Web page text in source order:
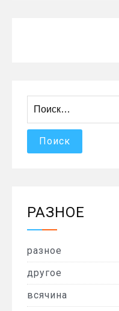
РАЗНОЕ
разное
другое
всячина